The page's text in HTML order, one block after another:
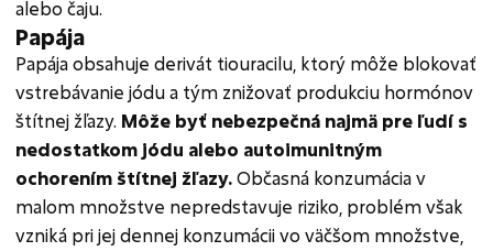
alebo čaju.
Papája
Papája obsahuje derivát tiouracilu, ktorý môže blokovať
vstrebávanie jódu a tým znižovať produkciu hormónov
štítnej žľazy. Môže byť nebezpečná najmä pre ľudí s
nedostatkom jódu alebo autoimunitným
ochorením štítnej žľazy.Občasná konzumácia v
malom množstve nepredstavuje riziko, problém však
vzniká pri jej dennej konzumácii vo väčšom množstve,